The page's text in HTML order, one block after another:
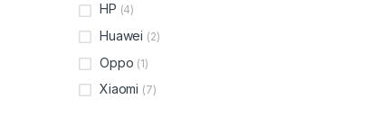
HP (4)
Huawei (2)
Oppo (1)
Xiaomi (7)